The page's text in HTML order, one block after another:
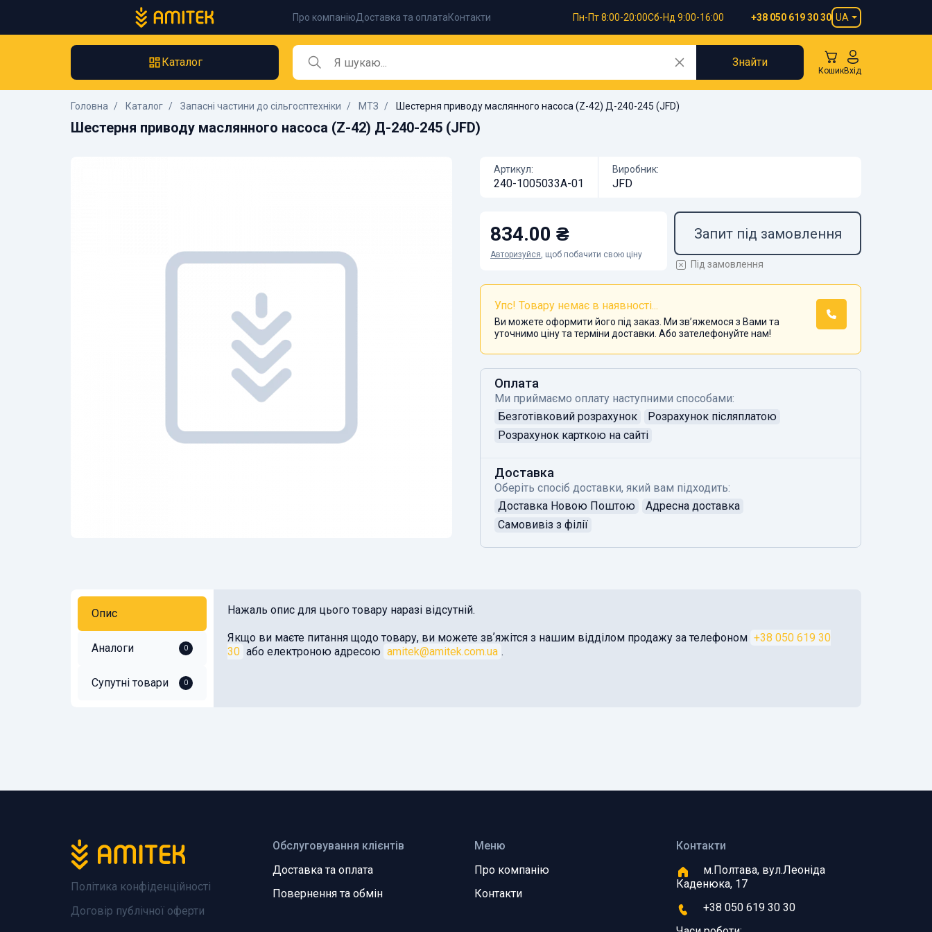
Про компаніюДоставка та оплатаКонтакти Пн-Пт 8:00-20:00Сб-Нд 9:00-16:00 +38 050 619 30 30 UA
Каталог Знайти
КошикВхід
Головна Каталог Запасні частини до сільгосптехніки МТЗ Шестерня приводу маслянного насоса (Z-42) Д-240-245 (JFD)
Шестерня приводу маслянного насоса (Z-42) Д-240-245 (JFD)
Артикул:
240-1005033А-01
Виробник:
JFD
834.00 ₴
Авторизуйся, щоб побачити свою ціну
Запит під замовлення
Під замовлення
Упс! Товару немає в наявності...
Ви можете оформити його під заказ. Ми звʼяжемося з Вами та
уточнимо ціну та терміни доставки. Або зателефонуйте нам!
Оплата
Ми приймаємо оплату наступними способами:
Безготівковий розрахунок
Розрахунок післяплатою
Розрахунок карткою на сайті
Доставка
Оберіть спосіб доставки, який вам підходить:
Доставка Новою Поштою
Адресна доставка
Самовивіз з філії
Опис
Аналоги 0
Супутні товари 0
Нажаль опис для цього товару наразі відсутній.
Якщо ви маєте питання щодо товару, ви можете звʼяжітся з нашим відділом продажу за телефоном +38 050 619 30
30 або електроною адресою amitek@amitek.com.ua .
Політика конфіденційності
Договір публічної оферти
Обслуговування клієнтів
Доставка та оплата
Повернення та обмін
Меню
Про компанію
Контакти
Контакти
м.Полтава, вул.Леоніда
Каденюка, 17
+38 050 619 30 30